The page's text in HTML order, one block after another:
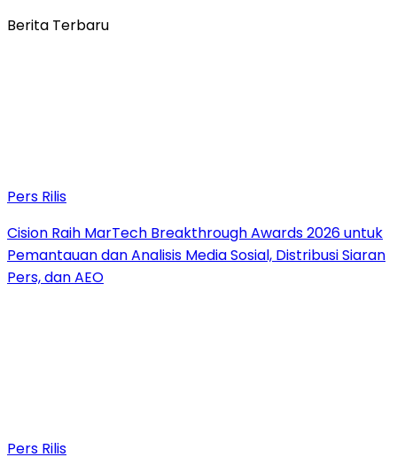
Berita Terbaru
Pers Rilis
Cision Raih MarTech Breakthrough Awards 2026 untuk
Pemantauan dan Analisis Media Sosial, Distribusi Siaran
Pers, dan AEO
Pers Rilis